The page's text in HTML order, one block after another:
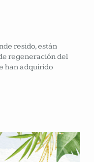
resido, están
regeneración del
han adquirido